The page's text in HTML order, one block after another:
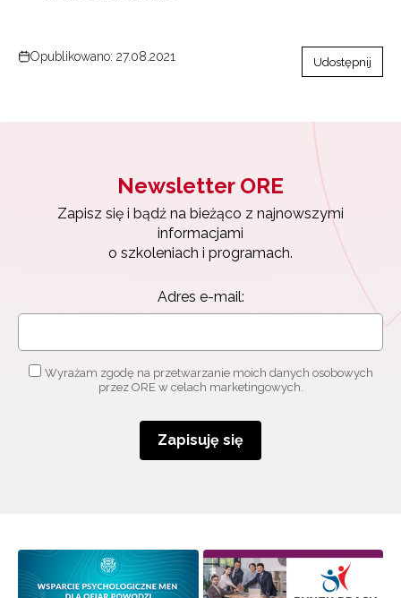
Opublikowano: 27.08.2021 Udostępnij
Newsletter ORE
Zapisz się i bądź na bieżąco z najnowszymi
informacjami
o szkoleniach i programach.
Adres e-mail:
Wyrażam zgodę na przetwarzanie moich danych osobowych
przez ORE w celach marketingowych.
Zapisuję się